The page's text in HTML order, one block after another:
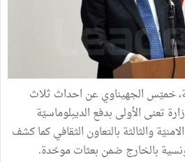
خميّس الجهيناوي عن احداث ثلاث
تعنى الأولى بدفع الديبلوماسيّة
والثالثة بالتعاون الثقافي كما كشف
بالخارج ضمن بعثات موحّدة.